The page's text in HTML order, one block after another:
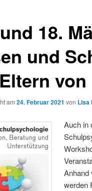
18.
und
am 24. Februar 2021 von Lisa
Auch in
Anhand
werden